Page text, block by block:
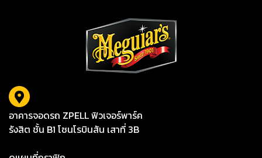
อาคารจอดรถ ZPELL ฟิวเจอร์พาร์ค
รังสิต ชั้น B1 โซนโรบินสัน เสาที่ 3B